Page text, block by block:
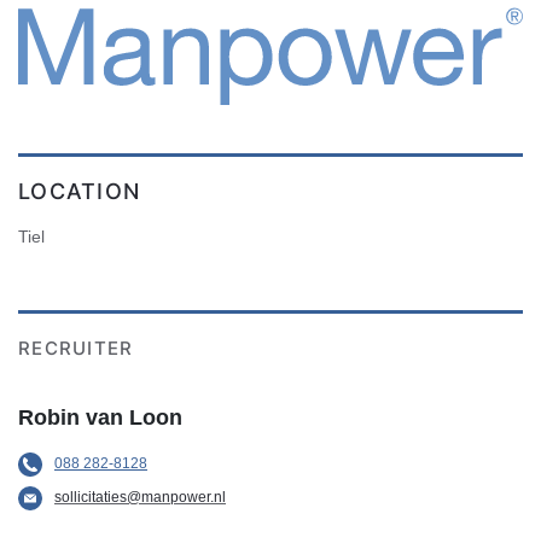
LOCATION
Tiel
RECRUITER
Robin van Loon
088 282-8128
sollicitaties@manpower.nl